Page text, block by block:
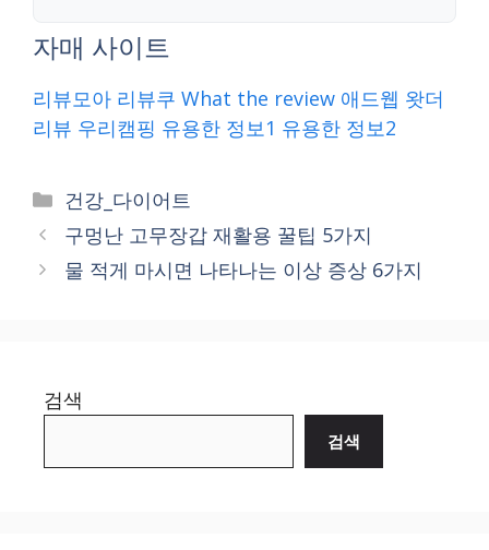
자매 사이트
리뷰모아 리뷰쿠 What the review 애드웹 왓더
리뷰 우리캠핑 유용한 정보1 유용한 정보2
Categories
건강_다이어트
구멍난 고무장갑 재활용 꿀팁 5가지
물 적게 마시면 나타나는 이상 증상 6가지
검색
검색